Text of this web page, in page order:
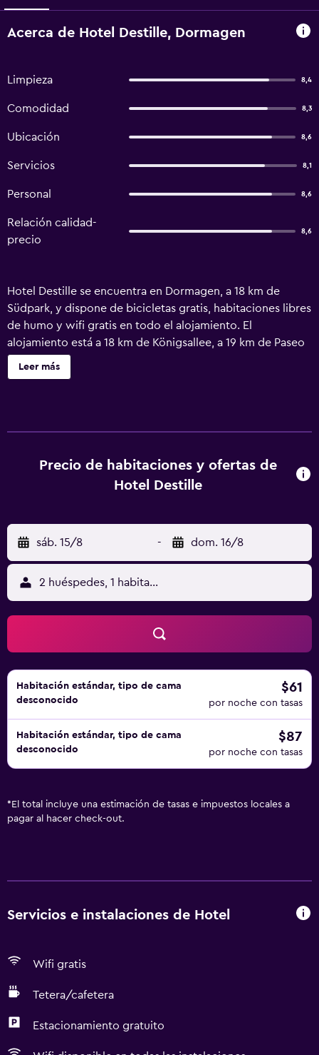
Acerca de Hotel Destille, Dormagen
Limpieza 8,4
Comodidad 8,3
Ubicación 8,6
Servicios 8,1
Personal 8,6
Relación calidad-
precio
8,6
Hotel Destille se encuentra en Dormagen, a 18 km de
Südpark, y dispone de bicicletas gratis, habitaciones libres
de humo y wifi gratis en todo el alojamiento. El
alojamiento está a 18 km de Königsallee, a 19 km de Paseo
de la ribera del Rin y a 19 km de Torre del Rin. Theater an
der Kö está a 19 km del hotel y Estación Central de
lavavajillas, horno y minibar. Todas las unidades cuentan
con nevera. Ayuntamiento de Düsseldorf está a 19 km del
Leer más
Precio de habitaciones y ofertas de
Hotel Destille
sáb. 15/8 - dom. 16/8
2 huéspedes, 1 habitación
Habitación estándar, tipo de cama
desconocido
$61
por noche con tasas
Habitación estándar, tipo de cama
desconocido
$87
por noche con tasas
* El total incluye una estimación de tasas e impuestos locales a
pagar al hacer check-out.
Servicios e instalaciones de Hotel
Wifi gratis
Tetera/cafetera
Estacionamiento gratuito